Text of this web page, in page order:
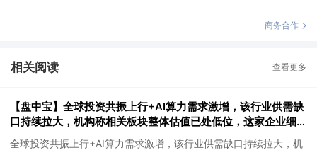
商务合作
相关阅读 查看更多
【盘中宝】全球投资共振上行+AI算力需求激增，该行业供需缺
口持续拉大，机构称相关板块整体估值已处低位，这家企业细分
产品市占率第一
全球投资共振上行+AI算力需求激增，该行业供需缺口持续拉大，机